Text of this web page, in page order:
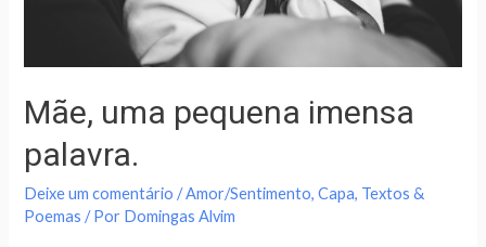
Mãe, uma pequena imensa
palavra.
Deixe um comentário /Amor/Sentimento,Capa, Textos &
Poemas / Por Domingas Alvim